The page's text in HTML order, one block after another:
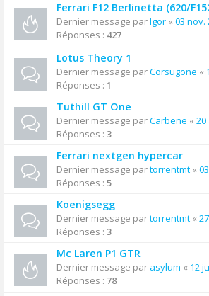
Ferrari F12 Berlinetta (620/
Dernier message parIgor « 03 nov.
Réponses : 427
Lotus Theory 1
Dernier message parCorsugone «
Réponses : 1
Tuthill GT One
Dernier message parCarbene « 20
Réponses : 3
Ferrari nextgen hypercar
Dernier message partorrentmt «
Réponses : 5
Koenigsegg
Dernier message partorrentmt «
Réponses : 3
Mc Laren P1 GTR
Dernier message par asylum « 12
Réponses : 78